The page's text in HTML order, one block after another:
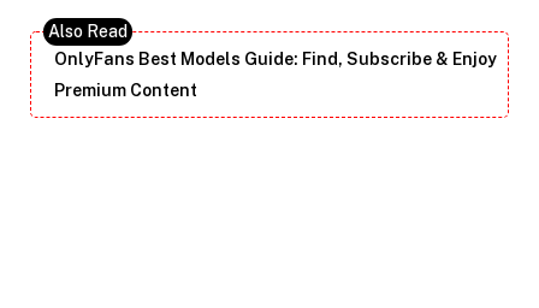
OnlyFans Best Models Guide: Find, Subscribe & Enjoy
Premium Content